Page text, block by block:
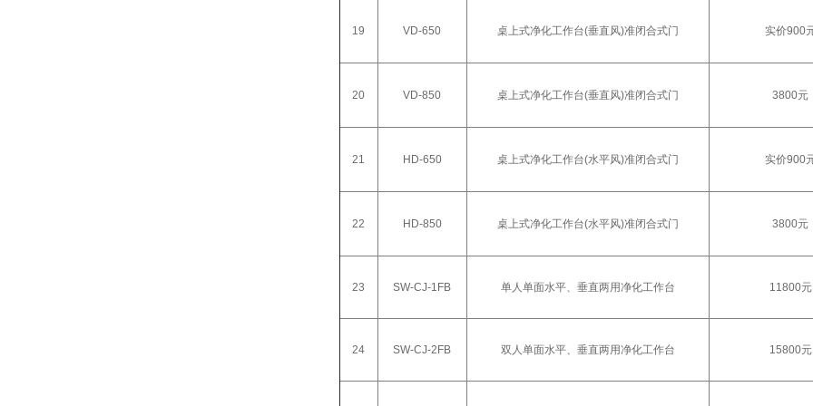
19 VD-650 桌上式净化工作台(垂直风)准闭合式门 实价900
20 VD-850 桌上式净化工作台(垂直风)准闭合式门 3800元
21 HD-650 桌上式净化工作台(水平风)准闭合式门 实价900
22 HD-850 桌上式净化工作台(水平风)准闭合式门 3800元
23 SW-CJ-1FB 单人单面水平、垂直两用净化工作台 11800元
24 SW-CJ-2FB 双人单面水平、垂直两用净化工作台 15800元